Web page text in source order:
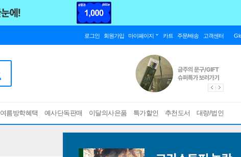
로그인 회원가입 마이페이지 카트 주문/배송 고객센터
여름방학혜택 예사단독판매 이달의사은품 특가할인 추천도서 대량/법인